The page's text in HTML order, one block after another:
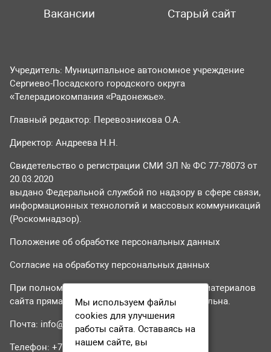
Вакансии
Старый сайт
Учредитель: Муниципальное автономное учреждение
Сергиево-Посадского городского округа
«Телерадиокомпания «Радонежье».
Главный редактор: Перевозникова О.А.
Директор: Андреева Н.Н.
Свидетельство о регистрации СМИ ЭЛ № ФС 77-78073 от
20.03.2020
выдано Федеральной службой по надзору в сфере связи,
информационных технологий и массовых коммуникаций
(Роскомнадзор).
Положение об обработке персональных данных
Согласие на обработку персональных данных
При полном или частичном использовании материалов
сайта прямая гиперссылка на tvr24.tv обязательна.
Почта: info@tvr24.tv
Телефон: +7 (496) 551-04-95
Мы используем файлы
cookies для улучшения
работы сайта. Оставаясь на
нашем сайте, вы